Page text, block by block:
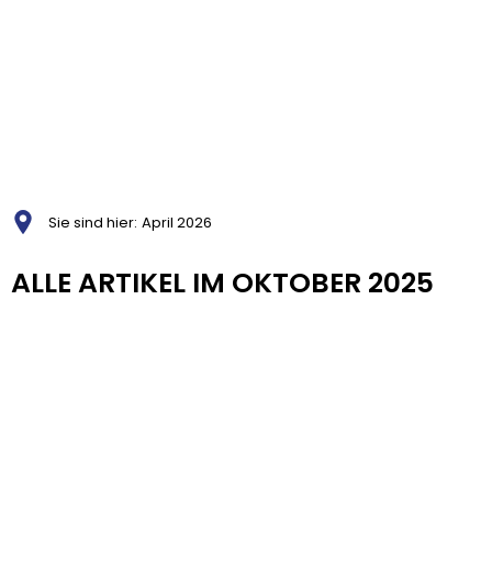
Sie sind hier: April 2026
April
ALLE ARTIKEL IM OKTOBER 2025